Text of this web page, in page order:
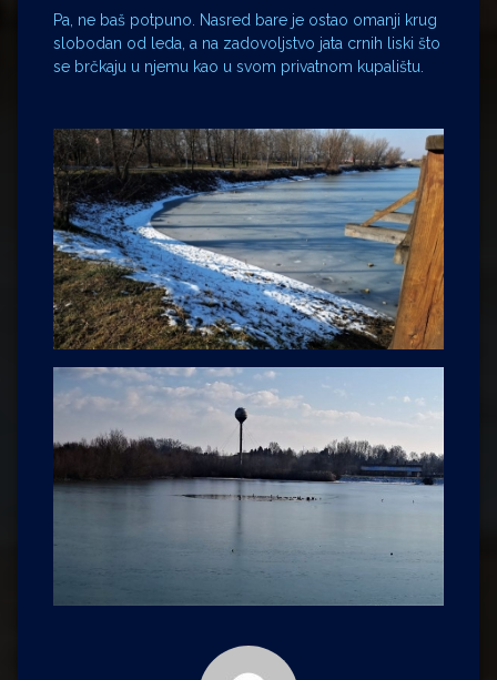
Pa, ne baš potpuno. Nasred bare je ostao omanji krug
slobodan od leda, a na zadovoljstvo jata crnih liski što
se brčkaju u njemu kao u svom privatnom kupalištu.